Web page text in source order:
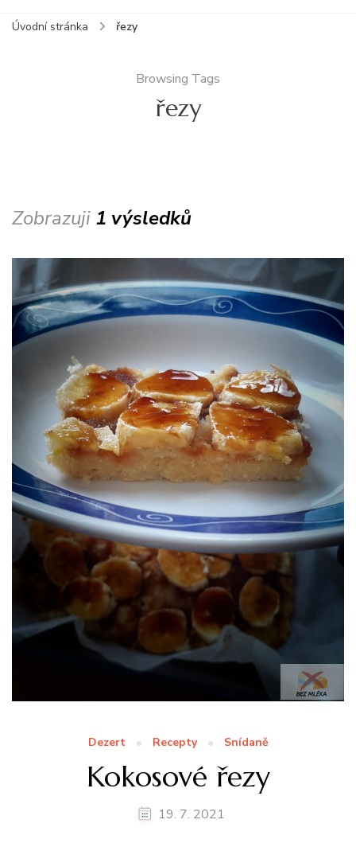
Úvodní stránka řezy
Browsing Tags
řezy
Zobrazuji 1 výsledků
Dezert Recepty Snídaně
Kokosové řezy
19. 7. 2021